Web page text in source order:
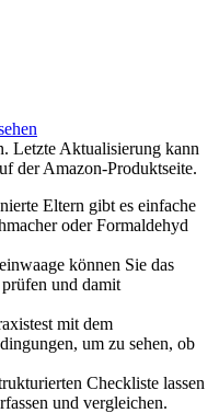
Letzte Aktualisierung kann
der Amazon-Produktseite.
Eltern gibt es einfache
oder Formaldehyd
können Sie das
und damit
mit dem
um zu sehen, ob
Checkliste lassen
und vergleichen.